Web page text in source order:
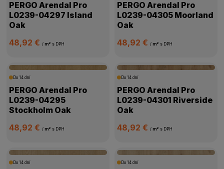
PERGO Arendal Pro
L0239-04297 Island
Oak
48,92 €/ m² s DPH
PERGO Arendal Pro
L0239-04305 Moorland
Oak
48,92 € / m² s DPH
Do 14 dní
PERGO Arendal Pro
L0239-04295
Stockholm Oak
48,92 €/ m² s DPH
Do 14 dní
PERGO Arendal Pro
L0239-04301 Riverside
Oak
48,92 € / m² s DPH
Do 14 dní Do 14 dní